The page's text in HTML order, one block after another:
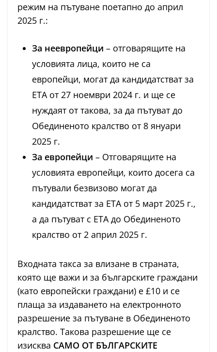
режим на пътуване поетапно до април
2025 г.:
За неевропейци – oтговарящите на
условията лица, които не са
европейци, могат да кандидатстват за
ETA от 27 ноември 2024 г. и ще се
нуждаят от такова, за да пътуват до
Обединеното кралство от 8 януари
2025 г.
За европейци – Отговарящите на
условията европейци, които досега са
пътували безвизово могат да
кандидатстват за ETA от 5 март 2025 г.,
а да пътуват с ETA до Обединеното
кралство от 2 април 2025 г.
Входната такса за влизане в страната,
която ще важи и за българските граждани
(като европейски граждани) е £10 и се
плаща за издаването на електронното
разрешение за пътуване в Обединеното
кралство. Такова разрешение ще се
изисква САМО ОТ БЪЛГАРСКИТЕ